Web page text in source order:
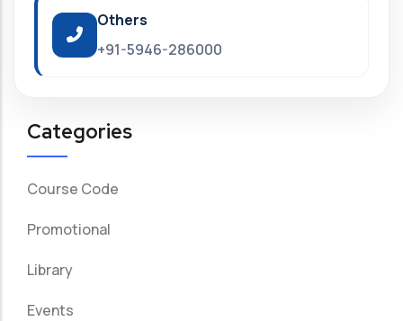
Others
+91-5946-286000
Categories
Course Code
Promotional
Library
Events